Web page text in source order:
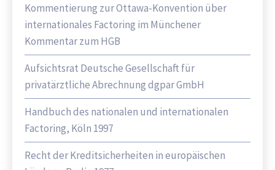
Kommentierung zur Ottawa-Konvention über
internationales Factoring im Münchener
Kommentar zum HGB
Aufsichtsrat Deutsche Gesellschaft für
privatärztliche Abrechnung dgpar GmbH
Handbuch des nationalen und internationalen
Factoring, Köln 1997
Recht der Kreditsicherheiten in europäischen